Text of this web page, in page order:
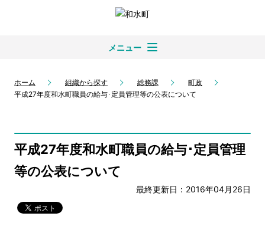
メニュー
ホーム 組織から探す 総務課
町政
平成27年度和水町職員の給与･定員管理等の公表について
平成27年度和水町職員の給与･定員管理
等の公表について
最終更新日：2016年04月26日